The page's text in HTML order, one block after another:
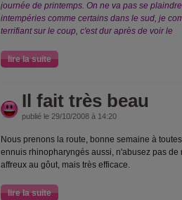
journée de printemps. On ne va pas se
intempéries comme certains dans le sud, je
terrifiant sur le coup, c'est dur après de voir le
lire la suite
Il fait très beau
publié le 29/10/2008 à 14:20
Nous prenons la route, bonne semaine à
ennuis rhinopharyngés aussi, n'abusez pas de
affreux au gôut, mais très efficace.
lire la suite